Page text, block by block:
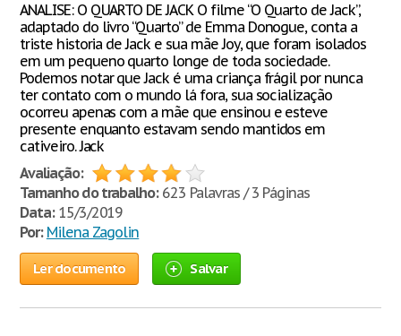
ANALISE: O QUARTO DE JACK O filme “O Quarto de Jack”,
adaptado do livro “Quarto” de Emma Donogue, conta a
triste historia de Jack e sua mãe Joy, que foram isolados
em um pequeno quarto longe de toda sociedade.
Podemos notar que Jack é uma criança frágil por nunca
ter contato com o mundo lá fora, sua socialização
ocorreu apenas com a mãe que ensinou e esteve
presente enquanto estavam sendo mantidos em
cativeiro. Jack
Avaliação:
Tamanho do trabalho:623 Palavras / 3 Páginas
Data:15/3/2019
Por: Milena Zagolin
Ler documento Salvar